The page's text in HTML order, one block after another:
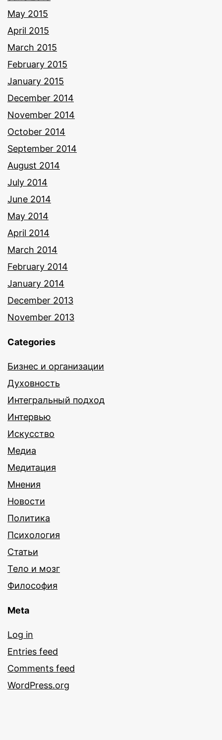
May 2015
April 2015
March 2015
February 2015
January 2015
December 2014
November 2014
October 2014
September 2014
August 2014
July 2014
June 2014
May 2014
April 2014
March 2014
February 2014
January 2014
December 2013
November 2013
Categories
Бизнес и организации
Духовность
Интегральный подход
Интервью
Искусство
Медиа
Медитация
Мнения
Новости
Политика
Психология
Статьи
Тело и мозг
Философия
Meta
Log in
Entries feed
Comments feed
WordPress.org